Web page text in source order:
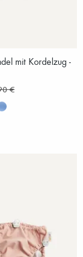
mit Kordelzug -
€